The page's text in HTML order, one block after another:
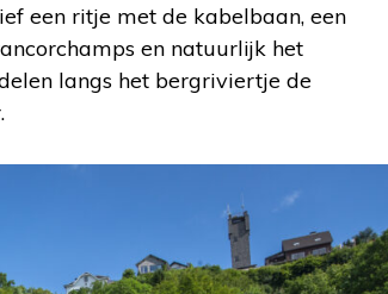
een ritje met de kabelbaan, een
en natuurlijk het
langs het bergriviertje de